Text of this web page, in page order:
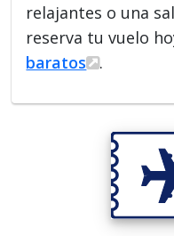
relajantes o una
reserva tu vuelo
baratos
.